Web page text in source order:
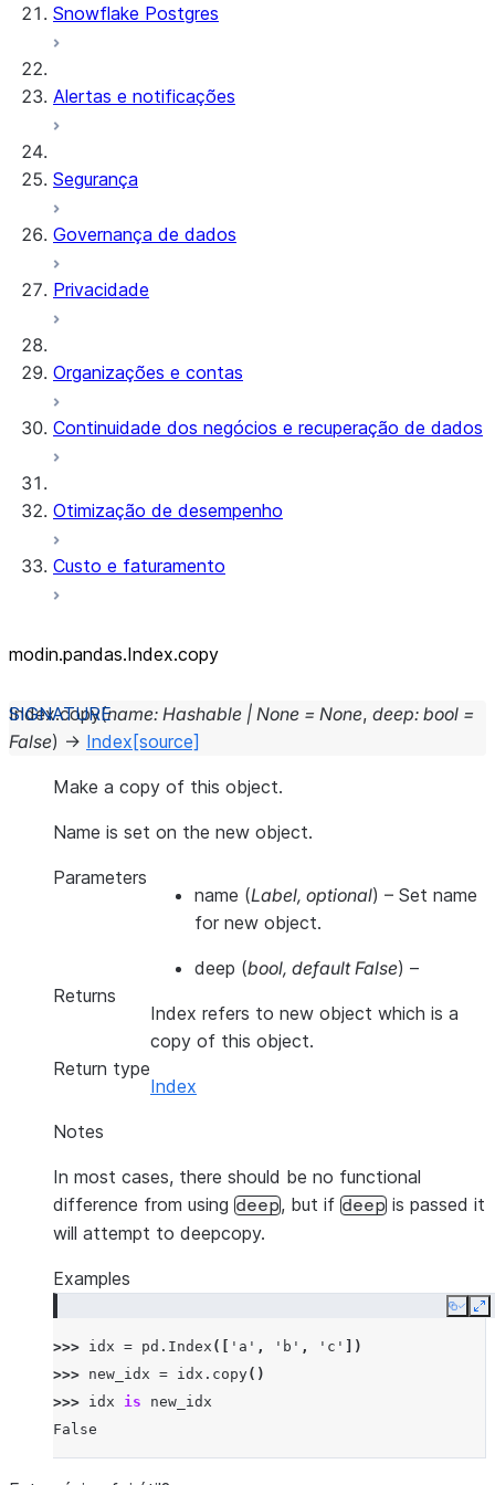
Snowflake Postgres
Alertas e notificações
Segurança
Governança de dados
Privacidade
Organizações e contas
Continuidade dos negócios e recuperação de dados
Otimização de desempenho
Custo e faturamento
modin.pandas.Index.copy
Index.copy(name: Hashable | None = None, deep: bool =
False) → Index [source]
Make a copy of this object.
Name is set on the new object.
Parameters
name (Label, optional) – Set name
for new object.
deep (bool, default False) –
Returns
Index refers to new object which is a
copy of this object.
Return type
Index
Notes
In most cases, there should be no functional
difference from using deep, but if deep is passed it
will attempt to deepcopy.
Examples
Copy
>>> idx = pd . Index ([ 'a' , 'b' , 'c'
])
>>> new_idx = idx . copy()
>>> idx is
new_idx
False